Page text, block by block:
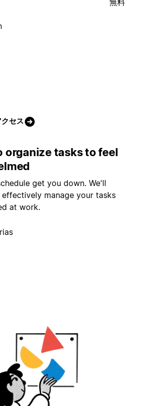
セス
organize tasks to feel
get you down. We'll
manage your tasks
at work.